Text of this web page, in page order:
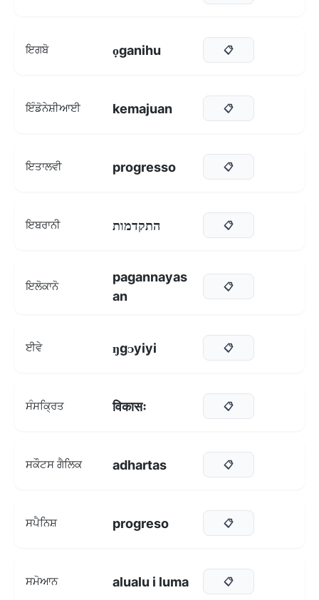
ਇਗਬੋ ọganihu 📋
ਇੰਡੋਨੇਸ਼ੀਆਈ kemajuan 📋
ਇਤਾਲਵੀ progresso 📋
ਇਬਰਾਨੀ התקדמות 📋
ਇਲੋਕਾਨੋ
pagannayas
an
📋
ਈਵੇ ŋgᴐyiyi 📋
ਸੰਸਕ੍ਰਿਤ विकासः 📋
ਸਕੌਟਸ ਗੈਲਿਕ adhartas 📋
ਸਪੈਨਿਸ਼ progreso 📋
ਸਮੋਆਨ alualu i luma 📋